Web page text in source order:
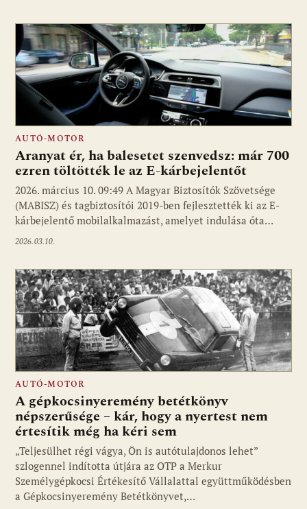
AUTÓ-MOTOR
Aranyat ér, ha balesetet szenvedsz: már 700
ezren töltötték le az E-kárbejelentőt
2026. március 10. 09:49 A Magyar Biztosítók Szövetsége
(MABISZ) és tagbiztosítói 2019-ben fejlesztették ki az E-
kárbejelentő mobilalkalmazást, amelyet indulása óta…
2026.03.10.
AUTÓ-MOTOR
A gépkocsinyeremény betétkönyv
népszerűsége – kár, hogy a nyertest nem
értesítik még ha kéri sem
„Teljesülhet régi vágya, Ön is autótulajdonos lehet”
szlogennel indította útjára az OTP a Merkur
Személygépkocsi Értékesítő Vállalattal együttműködésben
a Gépkocsinyeremény Betétkönyvet,…